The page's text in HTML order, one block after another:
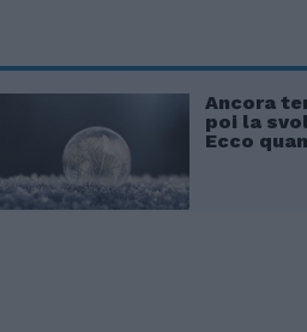
Ancora
poi la
Ecco